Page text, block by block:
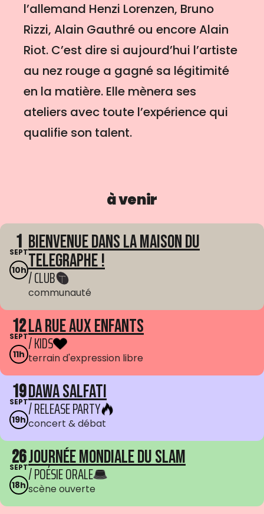
l’allemand Henzi Lorenzen, Bruno
Rizzi, Alain Gauthré ou encore Alain
Riot. C’est dire si aujourd’hui l’artiste
au nez rouge a gagné sa légitimité
en la matière. Elle mènera ses
ateliers avec toute l’expérience qui
qualifie son talent.
à venir
1
SEPT
10h
Bienvenue dans La Maison du
Telegraphe !
/ CLUB
communauté
12
SEPT
11h
La Rue aux enfants
/ KIDS
terrain d'expression libre
19
SEPT
19h
Dawa Salfati
/ RELEASE PARTY
concert & débat
26
SEPT
18h
Journée mondiale du Slam
/ POÉSIE ORALE
scène ouverte